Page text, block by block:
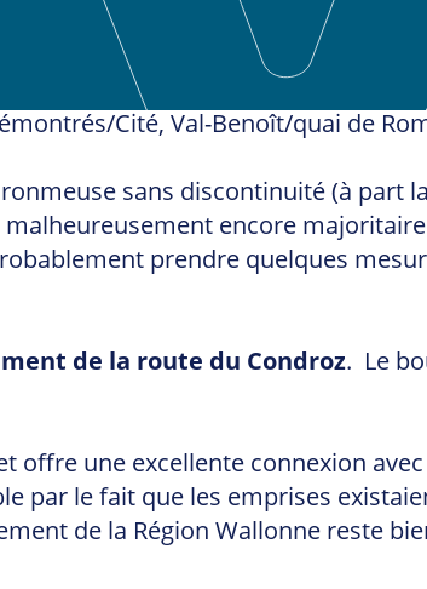
Cité, Val-Benoît/quai de
sans discontinuité (à part
encore
prendre quelques
de la route du Condroz. Le
offre une excellente connexion
par le fait que les emprises
de la Région Wallonne reste